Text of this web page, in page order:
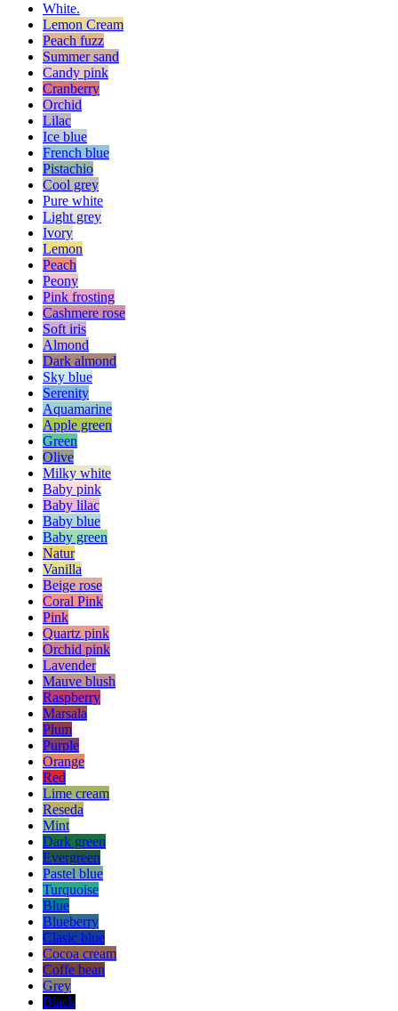
White.
Lemon Cream
Peach fuzz
Summer sand
Candy pink
Cranberry
Orchid
Lilac
Ice blue
French blue
Pistachio
Cool grey
Pure white
Light grey
Ivory
Lemon
Peach
Peony
Pink frosting
Cashmere rose
Soft iris
Almond
Dark almond
Sky blue
Serenity
Aquamarine
Apple green
Green
Olive
Milky white
Baby pink
Baby lilac
Baby blue
Baby green
Natur
Vanilla
Beige rose
Coral Pink
Pink
Quartz pink
Orchid pink
Lavender
Mauve blush
Raspberry
Marsala
Plum
Purple
Orange
Red
Lime cream
Reseda
Mint
Dark green
Evergreen
Pastel blue
Turquoise
Blue
Blueberry
Clasic blue
Cocoa cream
Coffe bean
Grey
Black